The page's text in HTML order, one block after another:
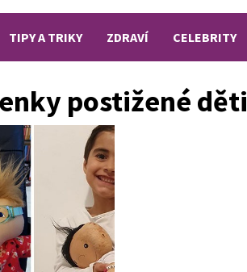
TIPY A TRIKY ZDRAVÍ CELEBRITY
postižené děti